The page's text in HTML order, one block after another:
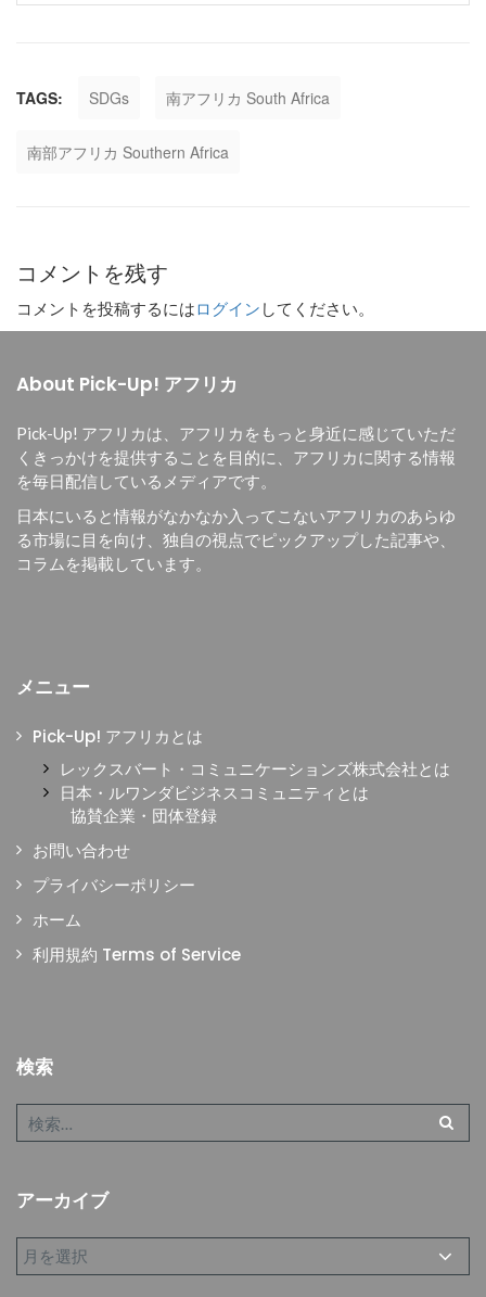
TAGS: SDGs 南アフリカ South Africa
南部アフリカ Southern Africa
コメントを残す
コメントを投稿するにはログイン してください。
About Pick-Up! アフリカ
Pick-Up! アフリカは、 アフリカをもっと身近に感じていただ
くきっかけを提供することを目的に、 アフリカに関する情報
を毎日配信しているメディアです。
日本にいると情報がなかなか入ってこないアフリカのあらゆ
る市場に目を向け、独自の視点でピックアップした記事や、
コラムを掲載しています。
メニュー
Pick-Up! アフリカとは
レックスバート・コミュニケーションズ株式会社とは
日本・ルワンダビジネスコミュニティとは
協賛企業・団体登録
お問い合わせ
プライバシーポリシー
ホーム
利用規約 Terms of Service
検索
アーカイブ